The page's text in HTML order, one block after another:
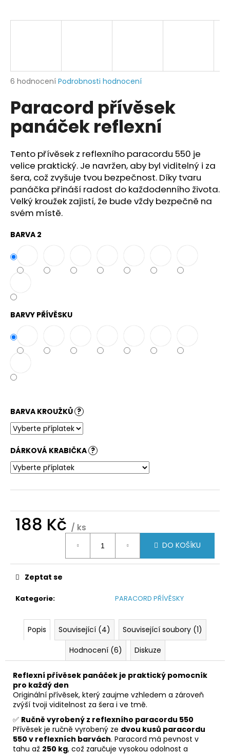
Průměrné
produktu
je
5
hvězdiček.
6 hodnocení Podrobnosti hodnocení
Paracord přívěsek
panáček reflexní
Tento přívěsek z reflexního paracordu 550 je
velice praktický. Je navržen, aby byl viditelný i za
šera, což zvyšuje tvou bezpečnost. Díky tvaru
panáčka přináší radost do každodenního života.
Velký kroužek zajistí, že bude vždy bezpečně na
svém místě.
BARVA 2
BARVY PŘÍVĚSKU
BARVA KROUŽKŮ ?
DÁRKOVÁ KRABIČKA ?
188 Kč / ks
DO KOŠÍKU
Kategorie: PARACORD PŘÍVĚSKY
Zeptat se
Popis Související (4)
Související soubory (1)
Hodnocení (6)
Diskuze
Reflexní přívěsek panáček je praktický pomocník
pro každý den
Originální přívěsek, který zaujme vzhledem a zároveň
zvýší tvoji viditelnost za šera i ve tmě.
✅ Ručně vyrobený z reflexního paracordu 550
Přívěsek je ručně vyrobený ze dvou kusů paracordu
550 v reflexních barvách. Paracord má pevnost v
tahu až 250 kg, což zaručuje vysokou odolnost a
j
?
HLEDAT
D
o
p
o
r
u
č
j
m
e